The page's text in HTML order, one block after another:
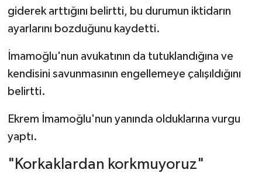
giderek arttığını belirtti, bu durumun iktidarın
ayarlarını bozduğunu kaydetti.
İmamoğlu'nun avukatının da tutuklandığına ve
kendisini savunmasının engellemeye çalışıldığını
belirtti.
Ekrem İmamoğlu'nun yanında olduklarına vurgu
yaptı.
"Korkaklardan korkmuyoruz"